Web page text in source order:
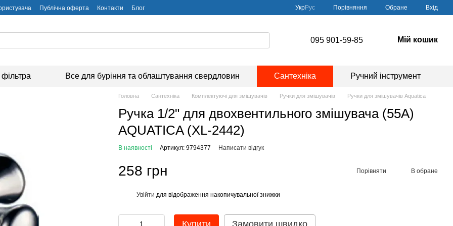
Публічна оферта Контакти Блог УкрРус Порівняння Обране Вхід
095 901-59-85 Мій кошик
Все для буріння та облаштування свердловин Сантехніка Ручний інструмент
Головна Сантехніка Комплектуючі для змішувачів Ручки для змішувачів Ручки для змішувачів Aquatica
Ручка 1/2" для двохвентильного змішувача (55A)
AQUATICA (XL-2442)
В наявності Артикул: 9794377 Написати відгук
258 грн Порівняти В обране
Увійти для відображення накопичувальної знижки
Купити Замовити швидко